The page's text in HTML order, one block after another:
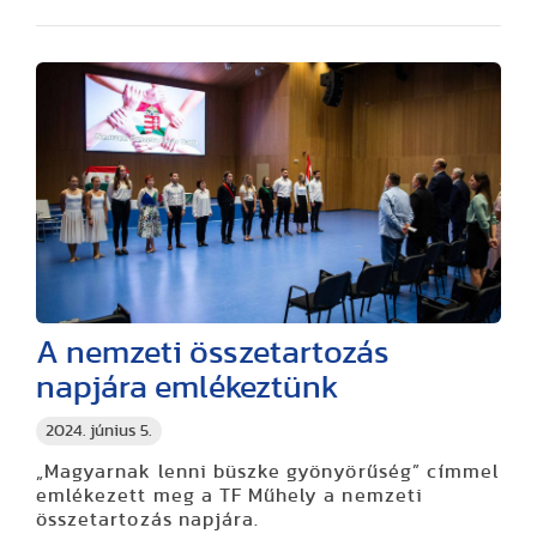
2024. június 5.
A nemzeti összetartozás
napjára emlékeztünk
„Magyarnak lenni büszke gyönyörűség” címmel
emlékezett meg a TF Műhely a nemzeti
összetartozás napjára.